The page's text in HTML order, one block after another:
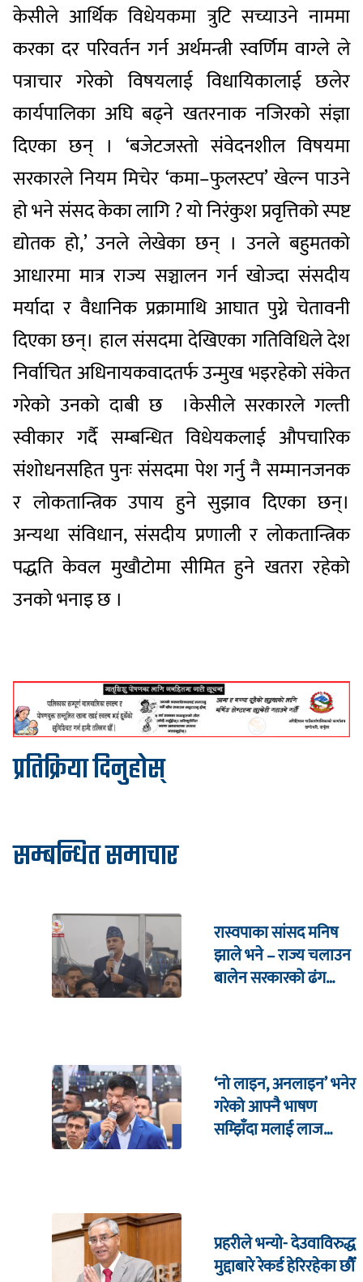
केसीले आर्थिक विधेयकमा त्रुटि सच्याउने नाममा
करका दर परिवर्तन गर्न अर्थमन्त्री स्वर्णिम वाग्ले ले
पत्राचार गरेको विषयलाई विधायिकालाई छलेर
कार्यपालिका अघि बढ्ने खतरनाक नजिरको संज्ञा
दिएका छन् । ‘बजेटजस्तो संवेदनशील विषयमा
सरकारले नियम मिचेर ‘कमा–फुलस्टप’ खेल्न पाउने
हो भने संसद केका लागि ? यो निरंकुश प्रवृत्तिको स्पष्ट
द्योतक हो,’ उनले लेखेका छन् । उनले बहुमतको
आधारमा मात्र राज्य सञ्चालन गर्न खोज्दा संसदीय
मर्यादा र वैधानिक प्रक्रामाथि आघात पुग्ने चेतावनी
दिएका छन्। हाल संसदमा देखिएका गतिविधिले देश
निर्वाचित अधिनायकवादतर्फ उन्मुख भइरहेको संकेत
गरेको उनको दाबी छ ।केसीले सरकारले गल्ती
स्वीकार गर्दै सम्बन्धित विधेयकलाई औपचारिक
संशोधनसहित पुनः संसदमा पेश गर्नु नै सम्मानजनक
र लोकतान्त्रिक उपाय हुने सुझाव दिएका छन्।
अन्यथा संविधान, संसदीय प्रणाली र लोकतान्त्रिक
पद्धति केवल मुखौटोमा सीमित हुने खतरा रहेको
उनको भनाइ छ ।
प्रतिक्रिया दिनुहोस्
सम्बन्धित समाचार
रास्वपाका सांसद मनिष
झाले भने – राज्य चलाउन
बालेन सरकारको ढंग
‘नो लाइन, अनलाइन’ भनेर
गरेको आफ्नै भाषण
सम्झिँदा मलाई लाज
प्रहरीले भन्यो- देउवाविरुद्ध
मुद्दाबारे रेकर्ड हेरिरहेका छौँ